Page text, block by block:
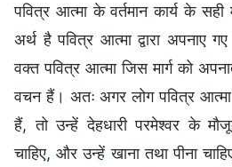
पवित्र आत्मा के वर्तमान कार्य के
अर्थ है पवित्र आत्मा द्वारा अपनाए
वक्त पवित्र आत्मा जिस मार्ग को
वचन हैं। अतः अगर लोग पवित्र
हैं, तो उन्हें देहधारी परमेश्वर के
चाहिए, और उन्हें खाना तथा पीना